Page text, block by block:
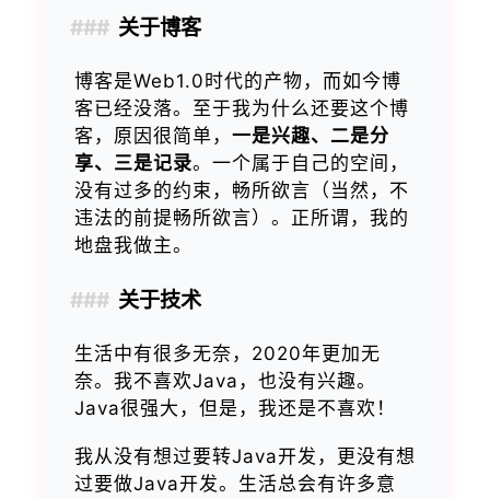
关于博客
博客是Web1.0时代的产物，而如今博
客已经没落。至于我为什么还要这个博
客，原因很简单， 一是兴趣、二是分
享、三是记录。一个属于自己的空间，
没有过多的约束，畅所欲言（当然，不
违法的前提畅所欲言）。正所谓，我的
地盘我做主。
关于技术
生活中有很多无奈，2020年更加无
奈。我不喜欢Java，也没有兴趣。
Java很强大，但是，我还是不喜欢！
我从没有想过要转Java开发，更没有想
过要做Java开发。生活总会有许多意